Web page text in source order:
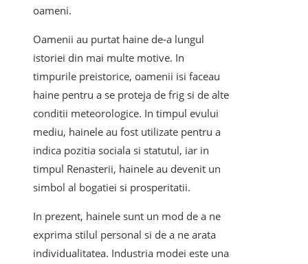
oameni.
Oamenii au purtat haine de-a lungul
istoriei din mai multe motive. In
timpurile preistorice, oamenii isi faceau
haine pentru a se proteja de frig si de alte
conditii meteorologice. In timpul evului
mediu, hainele au fost utilizate pentru a
indica pozitia sociala si statutul, iar in
timpul Renasterii, hainele au devenit un
simbol al bogatiei si prosperitatii.
In prezent, hainele sunt un mod de a ne
exprima stilul personal si de a ne arata
individualitatea. Industria modei este una